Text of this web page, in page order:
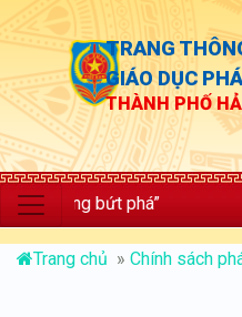
TRANG
GIÁO DỤC
THÀNH PHỐ
bứt phá”
Trang chủ » Chính sách